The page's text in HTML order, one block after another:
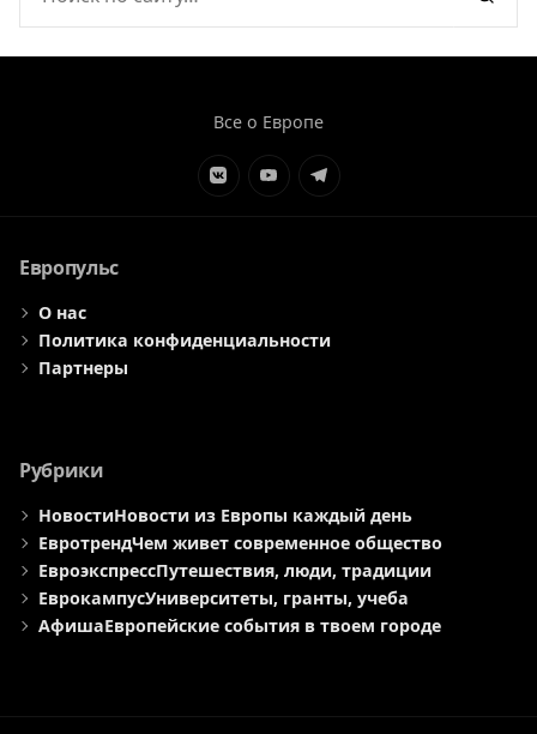
Все о Европе
ЭлементЭлементЭлемент
Европульс
О нас
Политика конфиденциальности
Партнеры
Рубрики
НовостиНовости из Европы каждый день
ЕвротрендЧем живет современное общество
ЕвроэкспрессПутешествия, люди, традиции
ЕврокампусУниверситеты, гранты, учеба
АфишаЕвропейские события в твоем городе